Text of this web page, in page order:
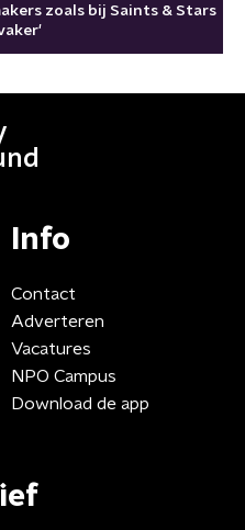
zoals bij Saints & Stars
Info
Contact
Adverteren
Vacatures
NPO Campus
Download de app